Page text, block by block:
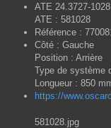
ATE 24.3727-
ATE : 581028
Référence :
Côté : Gauche
Position : Arrière
Type de système
Longueur : 850
https://
581028.jpg